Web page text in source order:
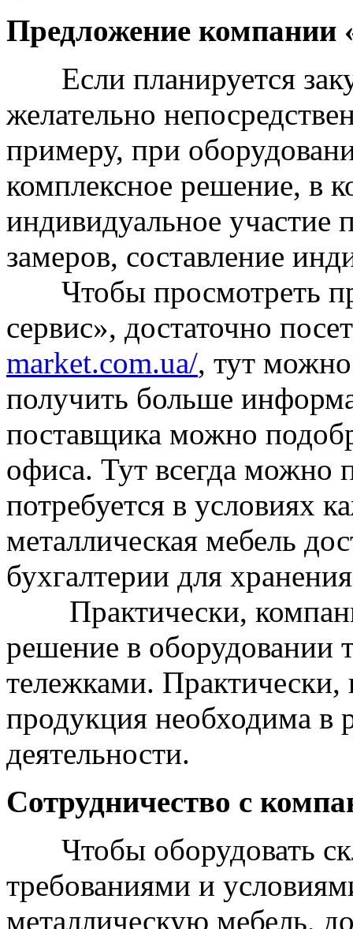
Предложение компании
Если планируется
желательно
примеру, при
комплексное решение, в
индивидуальное участие
замеров, составление
Чтобы просмотреть
сервис», достаточно
market.com.ua/, тут
получить больше
поставщика можно
офиса. Тут всегда можно
потребуется в условиях
металлическая мебель
бухгалтерии для
Практически,
решение в оборудовании
тележками. Практически,
продукция необходима в
деятельности.
Сотрудничество с
Чтобы оборудовать
требованиями и
металлическую мебель,